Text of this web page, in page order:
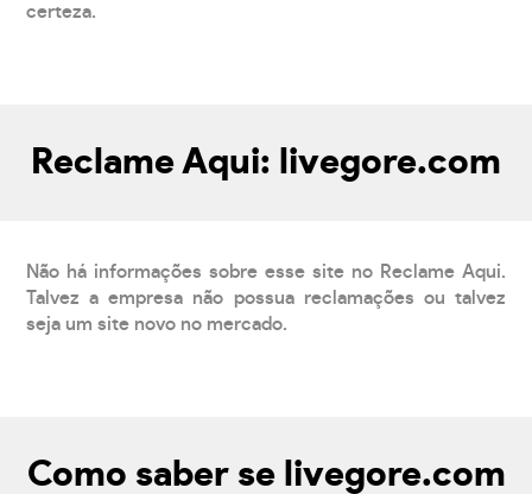
certeza.
Reclame Aqui: livegore.com
Não há informações sobre esse site no Reclame Aqui.
Talvez a empresa não possua reclamações ou talvez
seja um site novo no mercado.
Como saber se livegore.com